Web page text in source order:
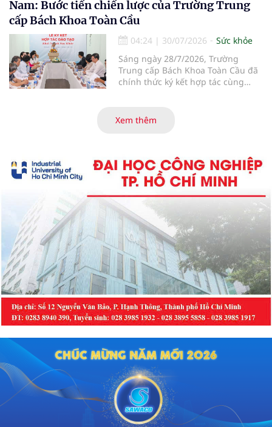
Dưới đây là những thực phẩm gây
hại cho men răng.
Nam: Bước tiến chiến lược của Trường Trung
cấp Bách Khoa Toàn Cầu
04:24 | 30/07/2026
Sức khỏe
Sáng ngày 28/7/2026, Trường
Trung cấp Bách Khoa Toàn Cầu đã
chính thức ký kết hợp tác cùng
đào tạo chuyên môn. Sự kiện đánh
dấu cột mốc quan trọng trong việc
nghề thuộc khối ngành sức khỏe
tại khu vực phía Nam.
Xem thêm